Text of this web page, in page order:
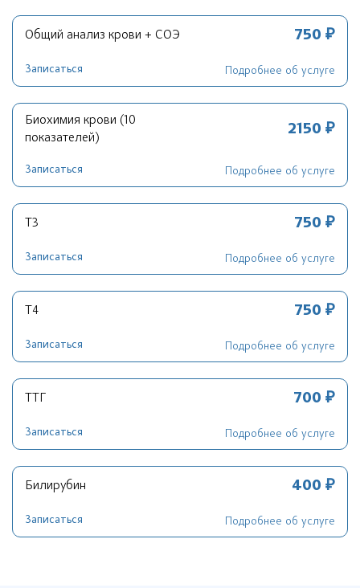
Общий анализ крови + СОЭ 750 ₽
Записаться Подробнее об услуге
Биохимия крови (10
показателей)
2150 ₽
Записаться Подробнее об услуге
Т3 750 ₽
Записаться Подробнее об услуге
Т4 750 ₽
Записаться Подробнее об услуге
700 ₽
Записаться Подробнее об услуге
Билирубин 400 ₽
Записаться Подробнее об услуге